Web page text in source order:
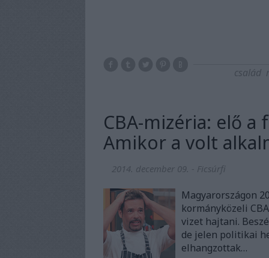
család
CBA-mizéria: elő
Amikor a volt
2014. december 09. - Ficsúrfi
Magyarországon
kormányközeli
vizet hajtani.
de jelen politikai
elhangzottak…